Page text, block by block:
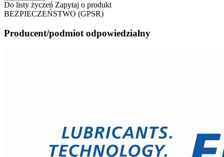
Do listy życzeń Zapytaj o produkt
BEZPIECZEŃSTWO (GPSR)
Producent/podmiot odpowiedzialny